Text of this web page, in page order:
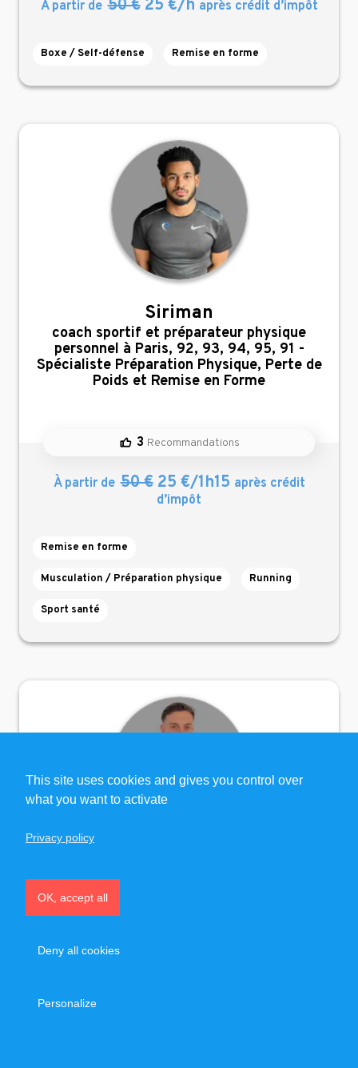
À partir de 50 €25 €/h après crédit d’impôt
Boxe / Self-défense Remise en forme
Siriman
,
coach sportif et préparateur physique
personnel à Paris, 92, 93, 94, 95, 91 -
Spécialiste Préparation Physique, Perte de
Poids et Remise en Forme
3 Recommandations
À partir de 50 €25 €/1h15 après crédit
d’impôt
Remise en forme
Musculation / Préparation physique Running
Sport santé
coach sportif personnel spécialiste
Hypertrophie musculaire, Affinement de la
silhouette, Contrôle Moteur, Mobilité,
This site uses cookies and gives you control over
what you want to activate
OK, accept all
Deny all cookies
Personalize
Privacy policy